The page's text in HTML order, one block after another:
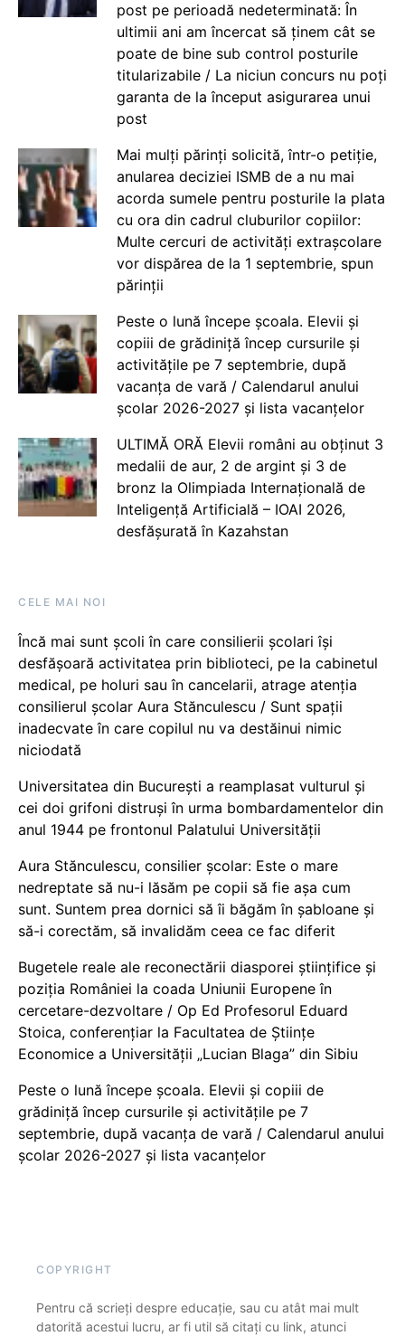
post pe perioadă nedeterminată: În
ultimii ani am încercat să ținem cât se
poate de bine sub control posturile
titularizabile / La niciun concurs nu poți
garanta de la început asigurarea unui
post
Mai mulți părinți solicită, într-o petiție,
anularea deciziei ISMB de a nu mai
acorda sumele pentru posturile la plata
cu ora din cadrul cluburilor copiilor:
Multe cercuri de activități extrașcolare
vor dispărea de la 1 septembrie, spun
părinții
Peste o lună începe școala. Elevii și
copiii de grădiniță încep cursurile și
activitățile pe 7 septembrie, după
vacanța de vară / Calendarul anului
școlar 2026-2027 și lista vacanțelor
ULTIMĂ ORĂ Elevii români au obținut 3
medalii de aur, 2 de argint și 3 de
bronz la Olimpiada Internațională de
Inteligență Artificială – IOAI 2026,
desfășurată în Kazahstan
CELE MAI NOI
Încă mai sunt școli în care consilierii școlari își
desfășoară activitatea prin biblioteci, pe la cabinetul
medical, pe holuri sau în cancelarii, atrage atenția
consilierul școlar Aura Stănculescu / Sunt spații
inadecvate în care copilul nu va destăinui nimic
niciodată
Universitatea din București a reamplasat vulturul și
cei doi grifoni distruși în urma bombardamentelor din
anul 1944 pe frontonul Palatului Universității
Aura Stănculescu, consilier școlar: Este o mare
nedreptate să nu-i lăsăm pe copii să fie așa cum
sunt. Suntem prea dornici să îi băgăm în șabloane și
să-i corectăm, să invalidăm ceea ce fac diferit
Bugetele reale ale reconectării diasporei științifice și
poziția României la coada Uniunii Europene în
cercetare-dezvoltare / Op Ed Profesorul Eduard
Stoica, conferențiar la Facultatea de Științe
Economice a Universității „Lucian Blaga” din Sibiu
Peste o lună începe școala. Elevii și copiii de
grădiniță încep cursurile și activitățile pe 7
septembrie, după vacanța de vară / Calendarul anului
școlar 2026-2027 și lista vacanțelor
COPYRIGHT
Pentru că scrieți despre educație, sau cu atât mai mult
datorită acestui lucru, ar fi util să citați cu link, atunci